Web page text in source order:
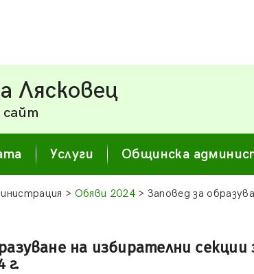
Лясковец
сайт
Услуги Общинска
> Обяви 2024> Заповед за
на избирателни
г.